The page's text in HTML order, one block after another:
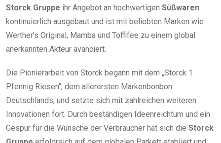
Storck Gruppe ihr Angebot an hochwertigen Süßwaren
kontinuierlich ausgebaut und ist mit beliebten Marken wie
Werther’s Original, Mamba und Toffifee zu einem global
anerkannten Akteur avanciert.
Die Pionierarbeit von Storck begann mit dem „Storck 1
Pfennig Riesen“, dem allerersten Markenbonbon
Deutschlands, und setzte sich mit zahlreichen weiteren
Innovationen fort. Durch beständigen Ideenreichtum und ein
Gespür für die Wünsche der Verbraucher hat sich die Storck